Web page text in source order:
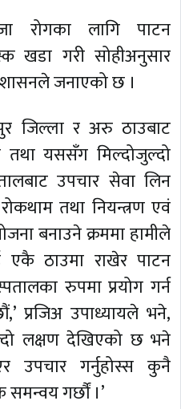
रोगका लागि पाटन
खडा गरी सोहीअनुसार
जनाएको छ ।
जिल्ला र अरु ठाउबाट
तथा यससँग मिल्दोजुल्दो
उपचार सेवा लिन
तथा नियन्त्रण एवं
बनाउने क्रममा हामीले
एकै ठाउमा राखेर पाटन
रुपमा प्रयोग गर्न
प्रजिअ उपाध्यायले भने,
लक्षण देखिएको छ भने
उपचार गर्नुहोस्स कुनै
गर्छौं ।’